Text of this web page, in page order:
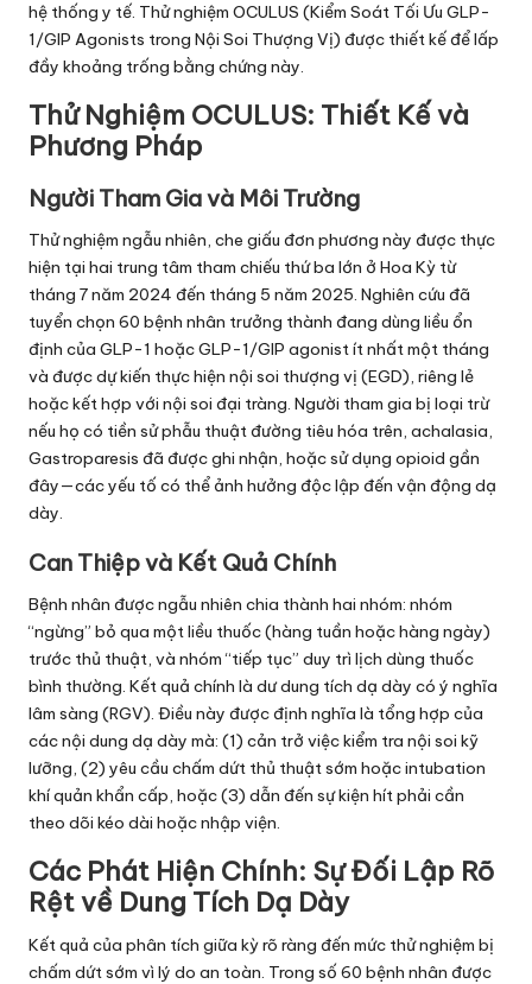
hệ thống y tế. Thử nghiệm OCULUS (Kiểm Soát Tối Ưu GLP-
1/GIP Agonists trong Nội Soi Thượng Vị) được thiết kế để lấp
đầy khoảng trống bằng chứng này.
Thử Nghiệm OCULUS: Thiết Kế và
Phương Pháp
Người Tham Gia và Môi Trường
Thử nghiệm ngẫu nhiên, che giấu đơn phương này được thực
hiện tại hai trung tâm tham chiếu thứ ba lớn ở Hoa Kỳ từ
tháng 7 năm 2024 đến tháng 5 năm 2025. Nghiên cứu đã
tuyển chọn 60 bệnh nhân trưởng thành đang dùng liều ổn
định của GLP-1 hoặc GLP-1/GIP agonist ít nhất một tháng
và được dự kiến thực hiện nội soi thượng vị (EGD), riêng lẻ
hoặc kết hợp với nội soi đại tràng. Người tham gia bị loại trừ
nếu họ có tiền sử phẫu thuật đường tiêu hóa trên, achalasia,
Gastroparesis đã được ghi nhận, hoặc sử dụng opioid gần
đây—các yếu tố có thể ảnh hưởng độc lập đến vận động dạ
dày.
Can Thiệp và Kết Quả Chính
Bệnh nhân được ngẫu nhiên chia thành hai nhóm: nhóm
“ngừng” bỏ qua một liều thuốc (hàng tuần hoặc hàng ngày)
trước thủ thuật, và nhóm “tiếp tục” duy trì lịch dùng thuốc
bình thường. Kết quả chính là dư dung tích dạ dày có ý nghĩa
lâm sàng (RGV). Điều này được định nghĩa là tổng hợp của
các nội dung dạ dày mà: (1) cản trở việc kiểm tra nội soi kỹ
lưỡng, (2) yêu cầu chấm dứt thủ thuật sớm hoặc intubation
khí quản khẩn cấp, hoặc (3) dẫn đến sự kiện hít phải cần
theo dõi kéo dài hoặc nhập viện.
Các Phát Hiện Chính: Sự Đối Lập Rõ
Rệt về Dung Tích Dạ Dày
Kết quả của phân tích giữa kỳ rõ ràng đến mức thử nghiệm bị
chấm dứt sớm vì lý do an toàn. Trong số 60 bệnh nhân được